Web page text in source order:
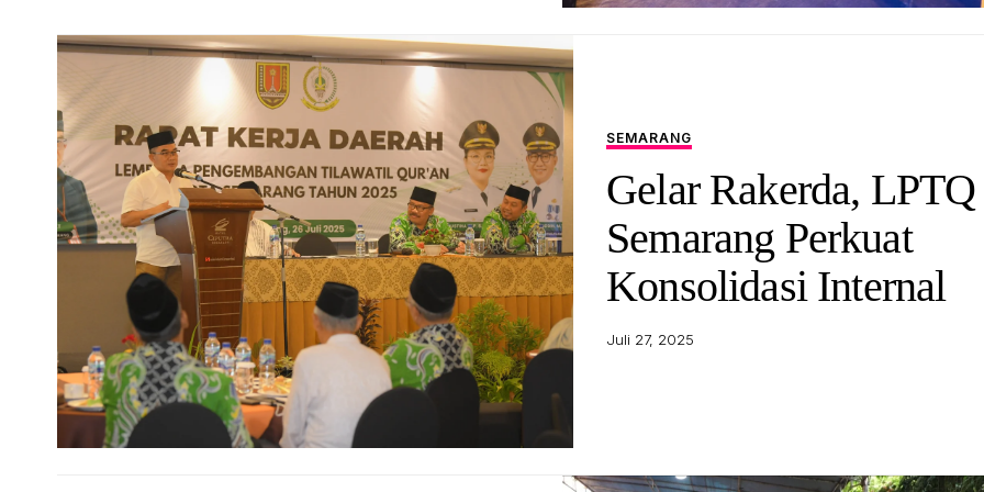
SEMARANG
Gelar Rakerda,
Semarang Perkuat
Konsolidasi Internal
Juli 27, 2025